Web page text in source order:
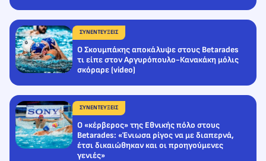
ΣΥΝΕΝΤΕΥΞΕΙΣ
Ο Σκουμπάκης αποκάλυψε στους Betarades
τι είπε στον Αργυρόπουλο-Κανακάκη μόλις
σκόραρε (video)
ΣΥΝΕΝΤΕΥΞΕΙΣ
Ο «κέρβερος» της Εθνικής πόλο στους
Betarades: «Ένιωσα ρίγος να με διαπερνά,
έτσι δικαιώθηκαν και οι προηγούμενες
γενιές»